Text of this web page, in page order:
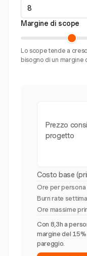
Margine di scope
Lo scope tende a
bisogno di un margine
Prezzo
progetto
Costo base
Ore per persona
Burn rate
Ore massime
Con 8,3h a
margine del
pareggio.